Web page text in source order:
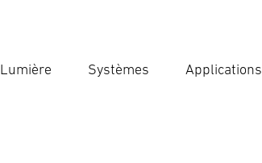
Lumière Systèmes Applications